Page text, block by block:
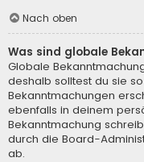
Nach oben
Was sind globale
Globale
deshalb solltest du sie
Bekanntmachungen
ebenfalls in deinem
Bekanntmachung
durch die Board-
ab.